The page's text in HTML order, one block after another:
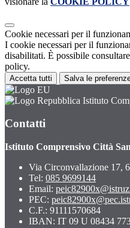
Cookie necessari per il
I cookie necessari per il
disabilitati. È possibile
policy.
Accetta tutti Salva le
Istituto
Contatti
Istituto Comprensivo Città
Via Circonvallazione 17,
Tel: 085 9699144
Email:
PEC:
C.F.: 91111570684
IBAN: IT 09 U 08434